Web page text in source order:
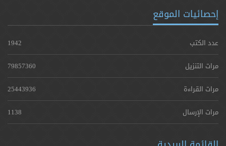
إحصائيات الموقع
عدد الكتب
1942
مرات التنزيل
79857360
مرات القراءة
25443936
مرات الإرسال
1138